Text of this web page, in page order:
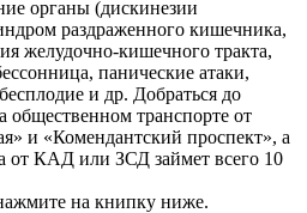
органы (дискинезии
раздраженного кишечника,
желудочно-кишечного тракта,
панические атаки,
и др. Добраться до
транспорте от
и «Комендантский проспект», а
от КАД или ЗСД займет всего 10
на книпку ниже.